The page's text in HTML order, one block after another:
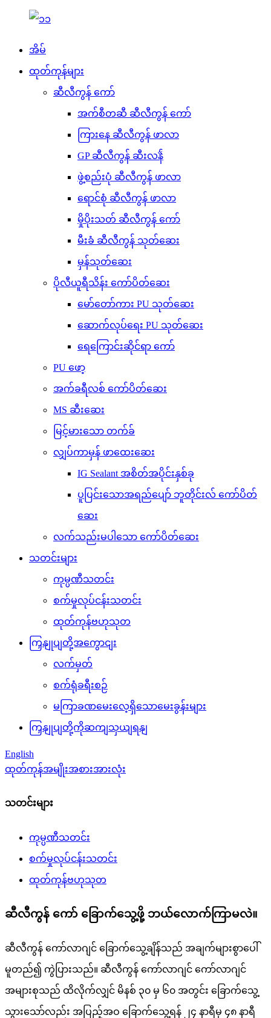
အိမ်
ထုတ်ကုန်များ
ဆီလီကွန် ကော်
အက်စီတဆီ ဆီလီကွန် ကော်
ကြားနေ ဆီလီကွန် ဖာလာ
GP ဆီလီကွန် ဆီးလޭန်
ဖွဲ့စည်းပုံ ဆီလီကွန် ဖာလာ
ရောင်စုံ ဆီလီကွန် ဖာလာ
မှိုပိုးသတ် ဆီလီကွန် ကော်
မီးခံ ဆီလီကွန် သုတ်ဆေး
မှန်သုတ်ဆေး
ပိုလီယူရီသိန်း ကော်ပိတ်ဆေး
မော်တော်ကား PU သုတ်ဆေး
ဆောက်လုပ်ရေး PU သုတ်ဆေး
ရေကြောင်းဆိုင်ရာ ကော်
PU ဖော့
အက်ခရီလစ် ကော်ပိတ်ဆေး
MS ဆီးဆေး
မြင့်မားသော တက်ခ်
လျှပ်ကာမှန် ဖာထေးဆေး
IG Sealant အစိတ်အပိုင်းနှစ်ခု
ပူပြင်းသောအရည်ပျော် ဘူတိုင်းလ် ကော်ပိတ်
ဆေး
လက်သည်းမပါသော ကော်ပိတ်ဆေး
သတင်းများ
ကုမ္ပဏီသတင်း
စက်မှုလုပ်ငန်းသတင်း
ထုတ်ကုန်ဗဟုသုတ
ကြှနျုပျတို့အကွောငျး
လက်မှတ်
စက်ရုံခရီးစဉ်
မကြာခဏမေးလေ့ရှိသောမေးခွန်းများ
ကြှနျုပျတို့ကိုဆကျသှယျရနျ
English
ထုတ်ကုန်အမျိုးအစားအားလုံး
သတင်းများ
ကုမ္ပဏီသတင်း
စက်မှုလုပ်ငန်းသတင်း
ထုတ်ကုန်ဗဟုသုတ
ဆီလီကွန် ကော် ခြောက်သွေ့ဖို့ ဘယ်လောက်ကြာမလဲ။
ဆီလီကွန် ကော်လာဂျင် ခြောက်သွေ့ချိန်သည် အချက်များစွာပေါ်
မူတည်၍ ကွဲပြားသည်။ ဆီလီကွန် ကော်လာဂျင် ကော်လာဂျင်
အများစုသည် ထိလိုက်လျှင် မိနစ် ၃၀ မှ ၆၀ အတွင်း ခြောက်သွေ့
သွားသော်လည်း အပြည့်အဝ ခြောက်သွေ့ရန် ၂၄ နာရီမှ ၄၈ နာရီ